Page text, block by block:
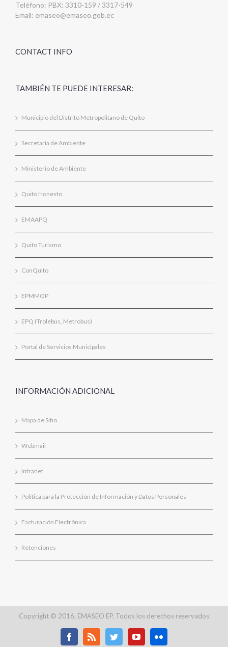
Teléfono: PBX: 3310-159 / 3317-549
Email: emaseo@emaseo.gob.ec
CONTACT INFO
TAMBIÉN TE PUEDE INTERESAR:
Municipio del Distrito Metropolitano de Quito
Secretaría de Ambiente
Ministerio de Ambiente
Quito Honesto
EMAAPQ
Quito Turismo
ConQuito
EPMMOP
EPQ (Trolebus, Metrobus)
Portal de Servicios Municipales
INFORMACIÓN ADICIONAL
Mapa de Sitio
Webmail
Intranet
Política para la Protección de Información y Datos Personales
Facturación Electrónica
Retenciones
Copyright © 2016, EMASEO EP. Todos los derechos reservados
Facebook
Rss TwitterYoutubeFlickr